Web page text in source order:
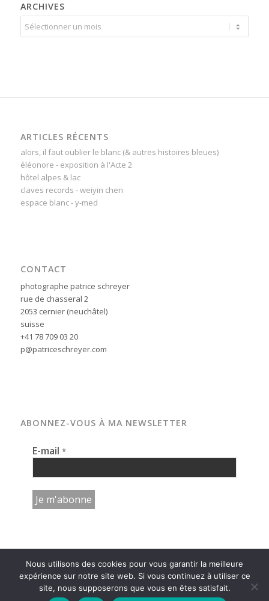
ARCHIVES
ARTICLES RÉCENTS
alors, il faut oublier le blanc (& autres histoires bleues)
éléonore - exposition à l'Acte 2
hôtel alpes & lac
claves records - weiyin chen
espace blanc - y-med
CONTACT
photographe patrice schreyer
rue de chasseral 2
2053 cernier (neuchâtel)
suisse
+41 78 709 03 20
p@patriceschreyer.com
ABONNEZ-VOUS À MA NEWSLETTER
E-mail *
© copyright - photographe patrice schreyer | neuchâtel | suisse -
Nous utilisons des cookies pour vous garantir la meilleure
expérience sur notre site web. Si vous continuez à utiliser ce
site, nous supposerons que vous en êtes satisfait.